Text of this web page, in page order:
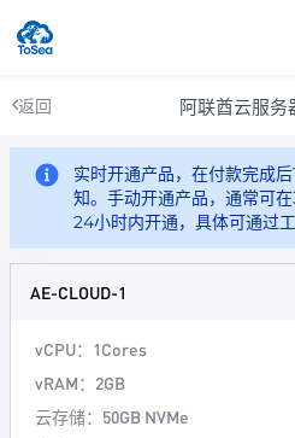
返回 阿联酋云服务
实时开通产品，在付款完成
知。手动开通产品，通常可
24小时内开通，具体可通过工
AE-CLOUD-1
vCPU：1Cores
vRAM：2GB
云存储：50GB NVMe